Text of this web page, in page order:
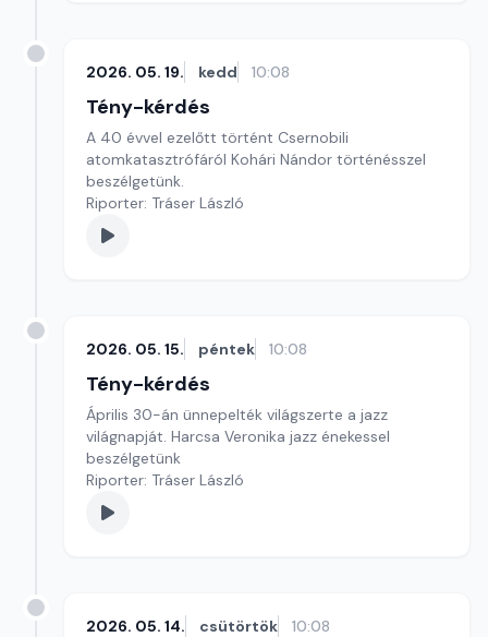
2026. 05. 19. kedd 10:08
Tény-kérdés
A 40 évvel ezelőtt történt Csernobili
atomkatasztrófáról Kohári Nándor történésszel
beszélgetünk.
Riporter: Tráser László
2026. 05. 15. péntek 10:08
Tény-kérdés
Április 30-án ünnepelték világszerte a jazz
világnapját. Harcsa Veronika jazz énekessel
beszélgetünk
Riporter: Tráser László
2026. 05. 14. csütörtök 10:08